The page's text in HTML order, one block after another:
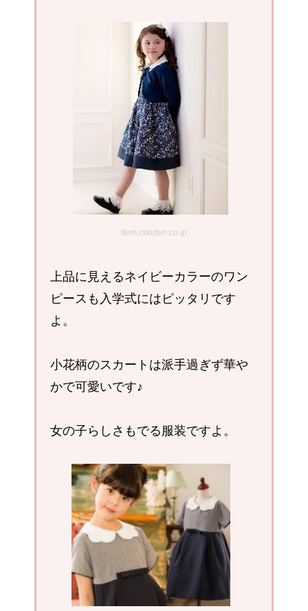
item.rakuten.co.jp
上品に見えるネイビーカラーのワン
ピースも入学式にはピッタリです
よ。
小花柄のスカートは派手過ぎず華や
かで可愛いです♪
女の子らしさもでる服装ですよ。